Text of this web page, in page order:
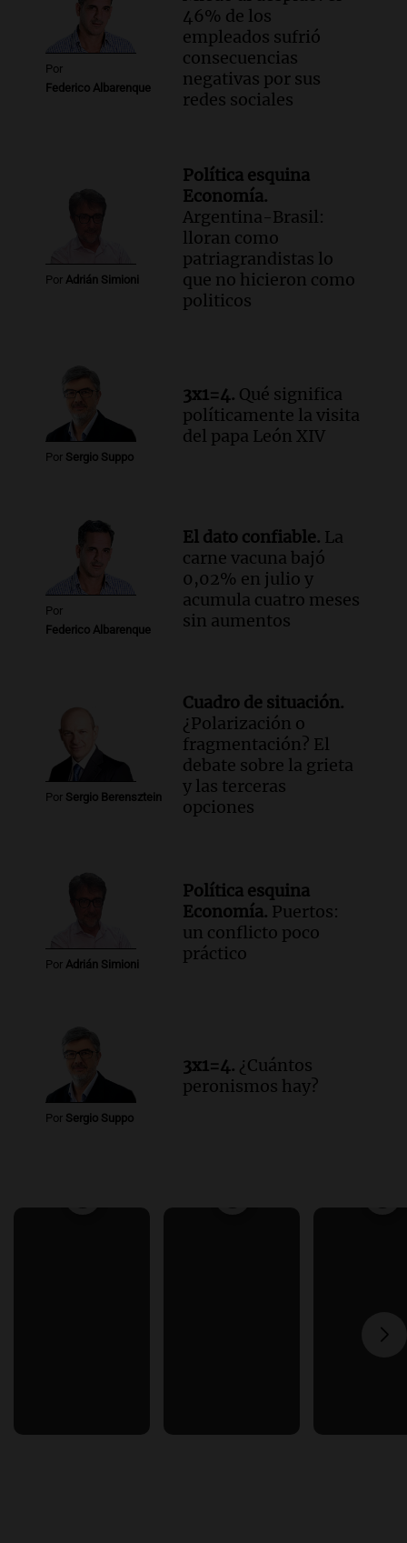
familiares mantienen vivo el reclamo de
memoria y justicia
Noticias Rosario
Episodios
Los trabajadores de la Unión
Episodios
Audio. El Senado debate proyecto de
propiedad privada sin capítulo de tierras
desde las 14 horas
Panorama Federal
Por
Federico Albarenque
46% de los
empleados sufrió
consecuencias
negativas por sus
redes sociales
Por Adrián Simioni
Política esquina
Economía.
Argentina-Brasil:
lloran como
patriagrandistas lo
que no hicieron como
politicos
Por Sergio Suppo
3x1=4. Qué significa
políticamente la visita
del papa León XIV
Por
Federico Albarenque
El dato confiable. La
carne vacuna bajó
0,02% en julio y
acumula cuatro meses
sin aumentos
Por Sergio Berensztein
Cuadro de situación.
¿Polarización o
fragmentación? El
debate sobre la grieta
y las terceras
opciones
Por Adrián Simioni
Política esquina
Economía. Puertos:
un conflicto poco
práctico
Por Sergio Suppo
3x1=4. ¿Cuántos
peronismos hay?